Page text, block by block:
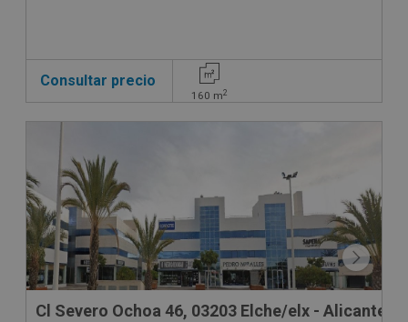
Consultar precio
160 m2
Cl Severo Ochoa 46, 03203 Elche/elx - Alicante